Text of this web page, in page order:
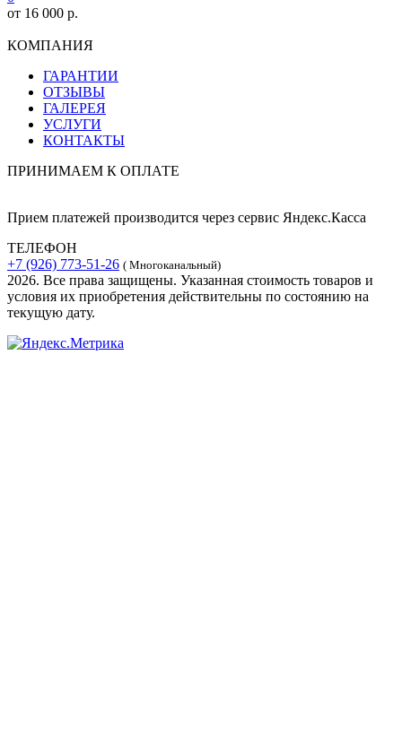
от 16 000 р.
КОМПАНИЯ
ГАРАНТИИ
ОТЗЫВЫ
ГАЛЕРЕЯ
УСЛУГИ
КОНТАКТЫ
ПРИНИМАЕМ К ОПЛАТЕ
Прием платежей производится через сервис Яндекс.Касса
ТЕЛЕФОН
+7 (926) 773-51-26 ( Многоканальный)
2026. Все права защищены. Указанная стоимость товаров и
условия их приобретения действительны по состоянию на
текущую дату.